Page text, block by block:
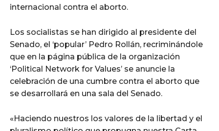
internacional contra el aborto.
Los socialistas se han dirigido al presidente del
Senado, el ‘popular’ Pedro Rollán, recriminándole
que en la página pública de la organización
‘Political Network for Values’ se anuncie la
celebración de una cumbre contra el aborto que
se desarrollará en una sala del Senado.
«Haciendo nuestros los valores de la libertad y el